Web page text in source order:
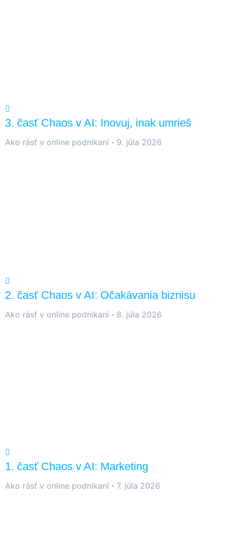
3. časť Chaos v AI: Inovuj, inak umrieš
Ako rásť v online podnikaní 9. júla 2026
2. časť Chaos v AI: Očakávania biznisu
Ako rásť v online podnikaní 8. júla 2026
1. časť Chaos v AI: Marketing
Ako rásť v online podnikaní 7. júla 2026